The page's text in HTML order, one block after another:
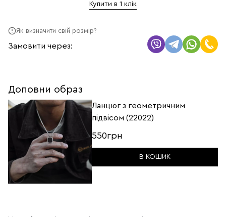
Купити в 1 клік
Як визначити свій розмір?
Замовити через:
Доповни образ
Ланцюг з геометричним
підвісом (22022)
550грн
В КОШИК